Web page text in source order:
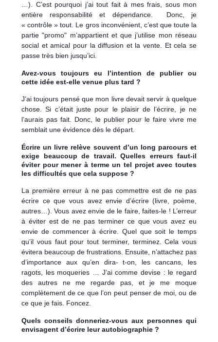
…). C’est pourquoi j’ai tout fait à mes frais, sous mon
entière responsabilité et dépendance. Donc, je
« contrôle » tout. Le gros inconvénient, c’est que toute la
partie "promo" m’appartient et que j’utilise mon réseau
social et amical pour la diffusion et la vente. Et cela se
passe très bien jusqu’ici.
Avez-vous toujours eu l’intention de publier ou
cette idée est-elle venue plus tard ?
J’ai toujours pensé que mon livre devait servir à quelque
chose. Si c’était juste pour le plaisir de l’écrire, je ne
l’aurais pas fait. Donc, le publier pour le faire vivre me
semblait une évidence dès le départ.
Écrire un livre relève souvent d’un long parcours et
exige beaucoup de travail. Quelles erreurs faut-il
éviter pour mener à terme un tel projet avec toutes
les difficultés que cela suppose ?
La première erreur à ne pas commettre est de ne pas
écrire ce que vous avez envie d’écrire (livre, poème,
autres…). Vous avez envie de le faire, faites-le ! L’erreur
à éviter est de ne pas terminer ce que vous avez eu
envie de commencer à écrire. Quel que soit le temps
qu’il vous faut pour tout terminer, terminez. Cela vous
évitera beaucoup de frustrations. Ensuite, n’attachez pas
d’importance aux qu’en dira- t-on, les cancans, les
ragots, les moqueries … J’ai comme devise : le regard
des autres ne me regarde pas, et je me moque
complètement de ce que l’on peut penser de moi, ou de
ce que je fais. Foncez.
Quels conseils donneriez-vous aux personnes qui
envisagent d’écrire leur autobiographie ?